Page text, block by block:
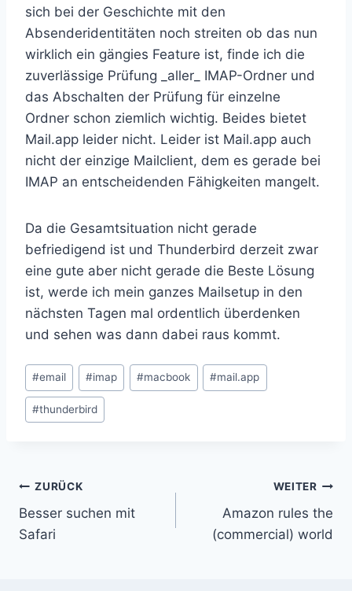
sich bei der Geschichte mit den
Absenderidentitäten noch streiten ob das nun
wirklich ein gängies Feature ist, finde ich die
zuverlässige Prüfung _aller_ IMAP-Ordner und
das Abschalten der Prüfung für einzelne
Ordner schon ziemlich wichtig. Beides bietet
Mail.app leider nicht. Leider ist Mail.app auch
nicht der einzige Mailclient, dem es gerade bei
IMAP an entscheidenden Fähigkeiten mangelt.
Da die Gesamtsituation nicht gerade
befriedigend ist und Thunderbird derzeit zwar
eine gute aber nicht gerade die Beste Lösung
ist, werde ich mein ganzes Mailsetup in den
nächsten Tagen mal ordentlich überdenken
und sehen was dann dabei raus kommt.
Schlagworte:
#email #imap #macbook #mail.app
#thunderbird
Beitragsnavigation
ZURÜCK
Besser suchen mit
Safari
WEITER
Amazon rules the
(commercial) world